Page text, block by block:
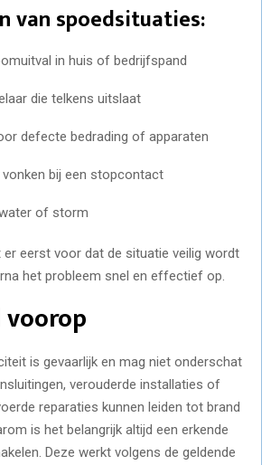
van spoedsituaties:
in huis of bedrijfspand
die telkens uitslaat
defecte bedrading of apparaten
bij een stopcontact
of storm
er eerst voor dat de situatie veilig wordt
het probleem snel en effectief op.
is gevaarlijk en mag niet onderschat
verouderde installaties of
reparaties kunnen leiden tot brand
is het belangrijk altijd een erkende
Deze werkt volgens de geldende